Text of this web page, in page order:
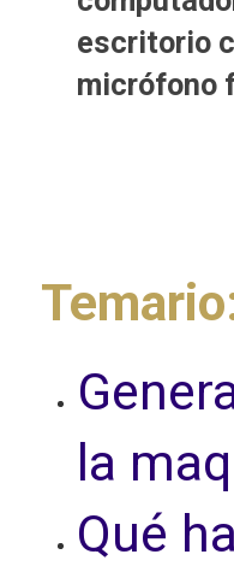
escritorio
micrófono
Temario
la
Qué